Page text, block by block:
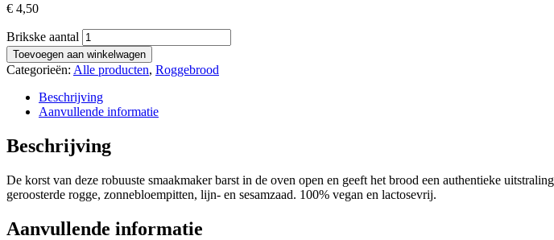
€ 4,50
Brikske aantal
Toevoegen aan winkelwagen
Categorieën: Alle producten, Roggebrood
Beschrijving
Aanvullende informatie
Beschrijving
De korst van deze robuuste smaakmaker barst in de oven open en geeft het brood een authentieke
geroosterde rogge, zonnebloempitten, lijn- en sesamzaad. 100% vegan en lactosevrij.
Aanvullende informatie